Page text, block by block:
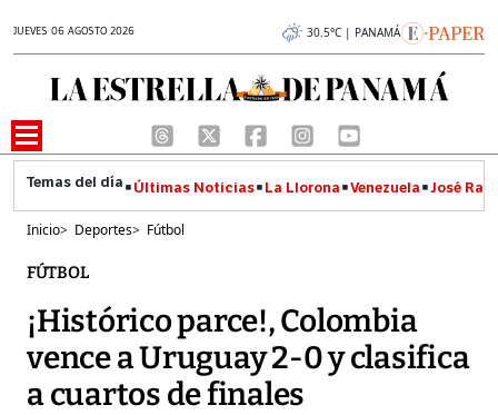
JUEVES 06 AGOSTO 2026 30.5°C | PANAMÁ
Últimas Noticias La Llorona Venezuela José
Inicio> Deportes> Fútbol
FÚTBOL
¡Histórico parce!, Colombia
vence a Uruguay 2-0 y clasifica
a cuartos de finales